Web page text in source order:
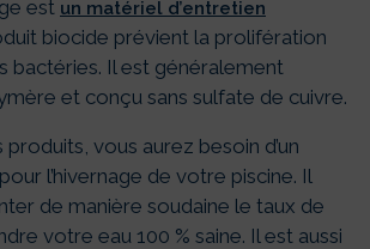
est un matériel d’entretien
biocide prévient la prolifération
bactéries. Il est généralement
et conçu sans sulfate de cuivre.
vous aurez besoin d’un
l’hivernage de votre piscine. Il
de manière soudaine le taux de
votre eau 100 % saine. Il est aussi